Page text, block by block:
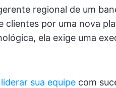
regional de um
clientes por uma nova
ela exige uma
liderar sua equipe com